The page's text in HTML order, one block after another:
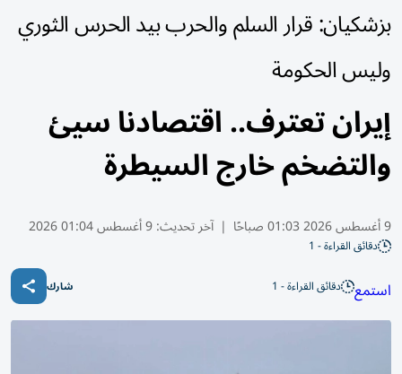
بزشكيان: قرار السلم والحرب بيد الحرس الثوري
وليس الحكومة
إيران تعترف.. اقتصادنا سيئ
والتضخم خارج السيطرة
9 أغسطس 2026 01:03 صباحًا | آخر تحديث:9 أغسطس 01:04 2026
دقائق القراءة - 1
استمع دقائق القراءة - 1 شارك